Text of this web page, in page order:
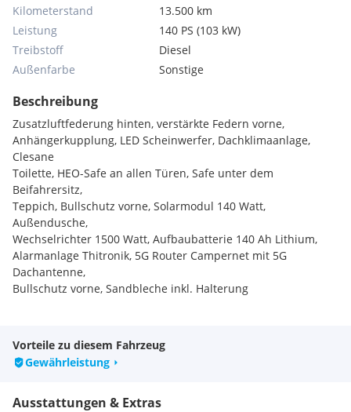
Kilometerstand
13.500 km
Leistung
140 PS (103 kW)
Treibstoff
Diesel
Außenfarbe
Sonstige
Beschreibung
Zusatzluftfederung hinten, verstärkte Federn vorne,
Anhängerkupplung, LED Scheinwerfer, Dachklimaanlage,
Clesane
Toilette, HEO-Safe an allen Türen, Safe unter dem
Beifahrersitz,
Teppich, Bullschutz vorne, Solarmodul 140 Watt,
Außendusche,
Wechselrichter 1500 Watt, Aufbaubatterie 140 Ah Lithium,
Alarmanlage Thitronik, 5G Router Campernet mit 5G
Dachantenne,
Bullschutz vorne, Sandbleche inkl. Halterung
ASR
Außenspiegel beheizbar
Beifahrersitz drehbar
Nebelscheinwerfer
Vorteile zu diesem Fahrzeug
Gewährleistung
Ausstattungen & Extras